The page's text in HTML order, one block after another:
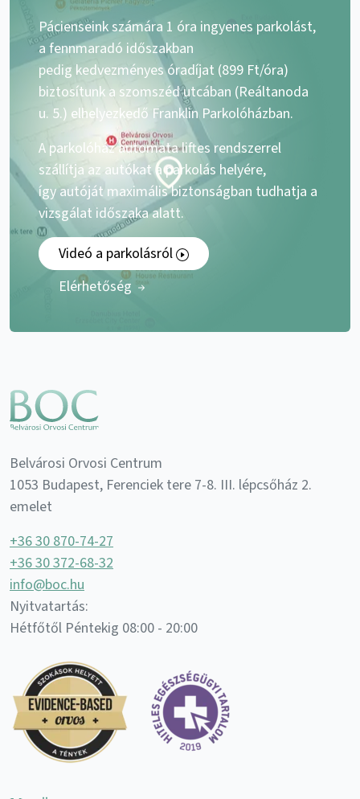
Pácienseink számára 1 óra ingyenes parkolást,
a fennmaradó időszakban
pedig kedvezményes óradíjat (899 Ft/óra)
biztosítunk a szomszéd utcában (Reáltanoda
u. 5.) elhelyezkedő Franklin Parkolóházban.
A parkolóház automata liftes rendszerrel
szállítja az autókat a parkolás helyére,
így autóját maximális biztonságban tudhatja a
vizsgálat időszaka alatt.
Videó a parkolásról
Elérhetőség
Belvárosi Orvosi Centrum
1053 Budapest, Ferenciek tere 7-8. III. lépcsőház 2.
emelet
+36 30 870-74-27
+36 30 372-68-32
info@boc.hu
Nyitvatartás:
Hétfőtől Péntekig 08:00 - 20:00